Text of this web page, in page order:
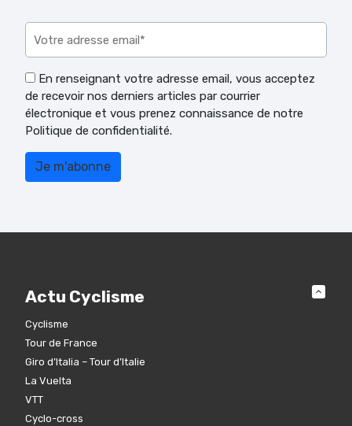
En renseignant votre adresse email, vous acceptez
de recevoir nos derniers articles par courrier
électronique et vous prenez connaissance de notre
Politique de confidentialité.
Actu Cyclisme
Cyclisme
Tour de France
Giro d’Italia – Tour d’Italie
La Vuelta
VTT
Cyclo-cross